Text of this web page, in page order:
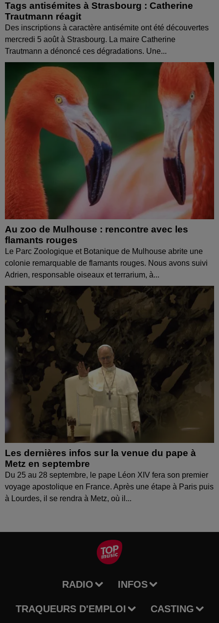
Tags antisémites à Strasbourg : Catherine
Trautmann réagit
Des inscriptions à caractère antisémite ont été découvertes
mercredi 5 août à Strasbourg. La maire Catherine
Trautmann a dénoncé ces dégradations. Une...
Au zoo de Mulhouse : rencontre avec les
flamants rouges
Le Parc Zoologique et Botanique de Mulhouse abrite une
colonie remarquable de flamants rouges. Nous avons suivi
Adrien, responsable oiseaux et terrarium, à...
Les dernières infos sur la venue du pape à
Metz en septembre
Du 25 au 28 septembre, le pape Léon XIV fera son premier
voyage apostolique en France. Après une étape à Paris puis
à Lourdes, il se rendra à Metz, où il...
RADIO INFOS
TRAQUEURS D'EMPLOI CASTING